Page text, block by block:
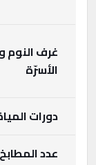
غرف النوم و
الأسرّة
دورات
عدد المطابخ